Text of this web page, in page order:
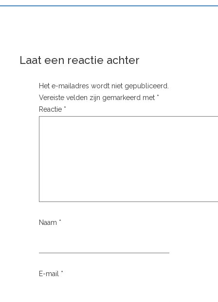
Laat een reactie achter
Het e-mailadres wordt niet gepubliceerd.
Vereiste velden zijn gemarkeerd met *
Reactie *
Naam *
E-mail *